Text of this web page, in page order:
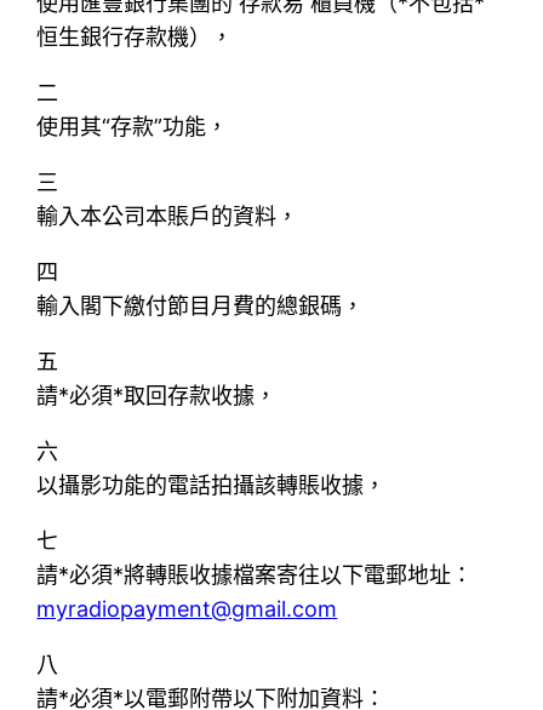
恒生銀行存款機），
二
使用其“存款”功能，
三
輸入本公司本賬戶的資料，
四
輸入閣下繳付節目月費的總銀碼，
五
請*必須*取回存款收據，
六
以攝影功能的電話拍攝該轉賬收據，
七
請*必須*將轉賬收據檔案寄往以下電郵地址：
myradiopayment@gmail.com
八
請*必須*以電郵附帶以下附加資料：